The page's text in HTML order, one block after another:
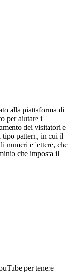
alla piattaforma di
per aiutare i
dei visitatori e
tipo pattern, in cui il
numeri e lettere, che
che imposta il
per tenere